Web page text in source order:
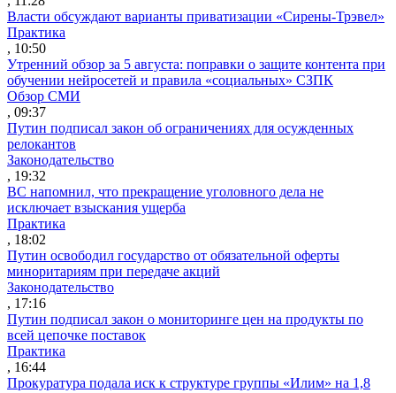
Власти обсуждают варианты приватизации «Сирены-Трэвел»
Практика
, 10:50
Утренний обзор за 5 августа: поправки о защите контента при
обучении нейросетей и правила «социальных» СЗПК
Обзор СМИ
, 09:37
Путин подписал закон об ограничениях для осужденных
релокантов
Законодательство
, 19:32
ВС напомнил, что прекращение уголовного дела не
исключает взыскания ущерба
Практика
, 18:02
Путин освободил государство от обязательной оферты
миноритариям при передаче акций
Законодательство
, 17:16
Путин подписал закон о мониторинге цен на продукты по
всей цепочке поставок
Практика
, 16:44
Прокуратура подала иск к структуре группы «Илим» на 1,8